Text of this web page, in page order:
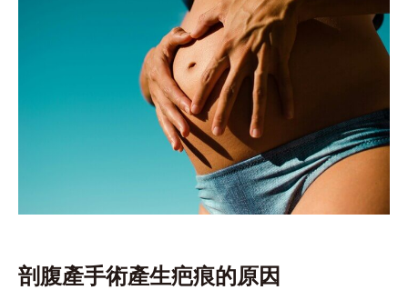
剖腹產手術產生疤痕的原因